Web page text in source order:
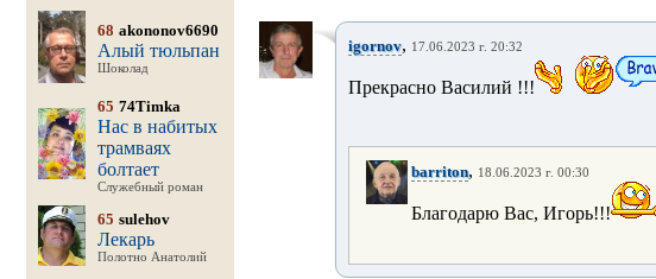
68 akononov6690
Алый тюльпан
Шоколад
65 74Timka
Нас в набитых
трамваях
болтает
Служебный роман
65 sulehov
Лекарь
Полотно Анатолий
igornov, 17.06.2023 г. 20:32
Прекрасно Василий !!!
barriton, 18.06.2023 г. 00:30
Благодарю Вас, Игорь!!!